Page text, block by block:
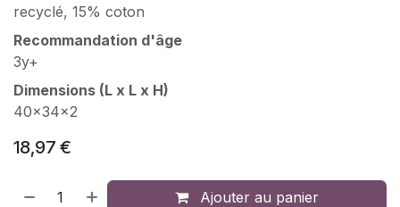
recyclé, 15% coton
Recommandation d'âge
3y+
Dimensions (L x L x H)
40x34x2
18,97 €
Ajouter au panier